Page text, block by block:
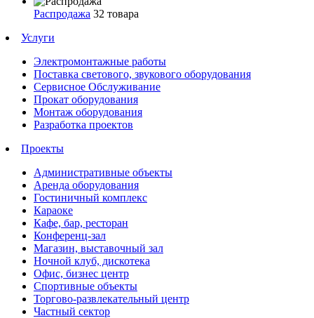
Распродажа 32 товара
Услуги
Электромонтажные работы
Поставка светового, звукового оборудования
Сервисное Обслуживание
Прокат оборудования
Монтаж оборудования
Разработка проектов
Проекты
Административные объекты
Аренда оборудования
Гостиничный комплекс
Караоке
Кафе, бар, ресторан
Конференц-зал
Магазин, выставочный зал
Ночной клуб, дискотека
Офис, бизнес центр
Спортивные объекты
Торгово-развлекательный центр
Частный сектор